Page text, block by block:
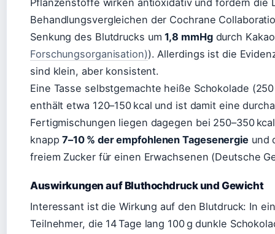
Pflanzenstoffe wirken antioxidativ und fördern die
Behandlungsvergleichen der Cochrane
Senkung des Blutdrucks um1,8 mmHgdurch
Forschungsorganisation)). Allerdings ist die
sind klein, aber konsistent.
Eine Tasse selbstgemachte heiße Schokolade
enthält etwa 120–150 kcal und ist damit eine
Fertigmischungen liegen dagegen bei 250–350
knapp7–10 % der empfohlenen Tagesenergieund
freiem Zucker für einen Erwachsenen (Deutsche
Auswirkungen auf Bluthochdruck und Gewicht
Interessant ist die Wirkung auf den Blutdruck: In
Teilnehmer, die 14 Tage lang 100 g dunkle